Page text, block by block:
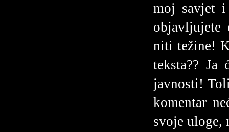
moj savjet i
objavljujete
niti težine!
teksta?? Ja
javnosti!
komentar
svoje uloge,